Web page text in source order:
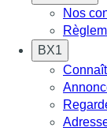
Nos
BX1